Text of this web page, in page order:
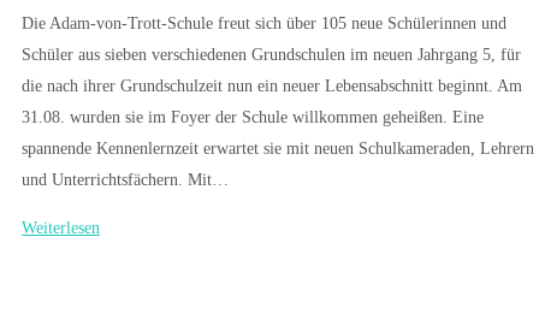
Die Adam-von-Trott-Schule freut sich über 105 neue Schülerinnen und
Schüler aus sieben verschiedenen Grundschulen im neuen Jahrgang 5, für
die nach ihrer Grundschulzeit nun ein neuer Lebensabschnitt beginnt. Am
31.08. wurden sie im Foyer der Schule willkommen geheißen. Eine
spannende Kennenlernzeit erwartet sie mit neuen Schulkameraden, Lehrern
und Unterrichtsfächern. Mit…
Weiterlesen